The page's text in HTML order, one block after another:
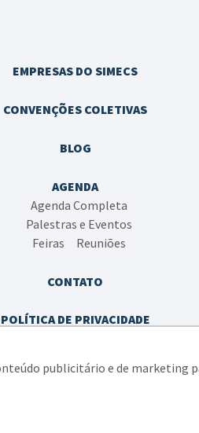
publicitário e de marketing
EMPRESAS DO SIMECS
CONVENÇÕES COLETIVAS
BLOG
AGENDA
Agenda Completa
Palestras e Eventos
Feiras
Reuniões
CONTATO
POLÍTICA DE PRIVACIDADE
Caxias do Sul e Região